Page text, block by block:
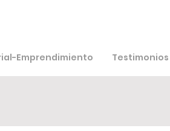
Emprendimiento Testimonios